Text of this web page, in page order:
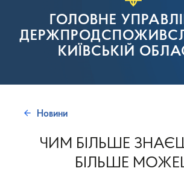
ГОЛОВНЕ
КИЇВСЬКІЙ
Новини
ЧИМ БІЛЬШЕ
БІЛЬШЕ